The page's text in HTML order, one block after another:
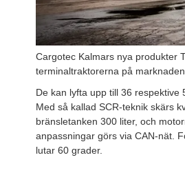
Cargotec Kalmars nya produkter
terminaltraktorerna på
De kan lyfta upp till 36
Med så kallad SCR-teknik skärs
bränsletanken 300 liter, och
anpassningar görs via CAN-nät.
lutar 60 grader.